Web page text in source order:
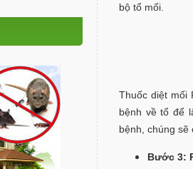
bộ tổ mối.
Thuốc diệt mối
bệnh về tổ để
bệnh, chúng sẽ
Bước 3: